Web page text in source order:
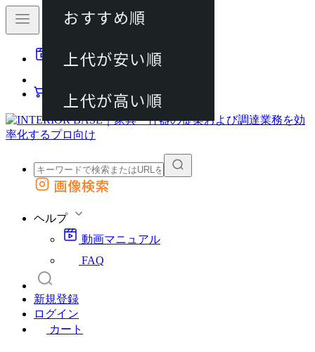
動画マニュアル
カート
外部サイトの商品をカートに追加
画像検索
ヘルプ
動画マニュアル
FAQ
新規登録
ログイン
カート
おすすめ順
上代が安い順
上代が高い順